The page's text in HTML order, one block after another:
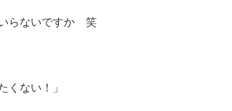
らないですか 笑
くない！」